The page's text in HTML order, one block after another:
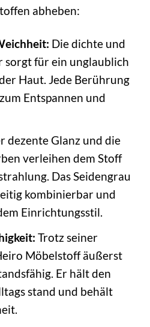
abheben:
Die dichte und
sorgt für ein unglaublich
Haut. Jede Berührung
Entspannen und
dezente Glanz und die
verleihen dem Stoff
Das Seidengrau
kombinierbar und
Einrichtungsstil.
Trotz seiner
Möbelstoff äußerst
Er hält den
stand und behält